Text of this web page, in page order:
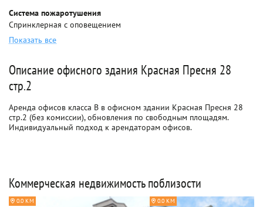
Система пожаротушения
Спринклерная с оповещением
Показать все
Описание офисного здания Красная Пресня 28
стр.2
Аренда офисов класса B в офисном здании Красная Пресня 28
стр.2 (без комиссии), обновления по свободным площадям.
Индивидуальный подход к арендаторам офисов.
Коммерческая недвижимость поблизости
0.0 КМ 0.0 КМ